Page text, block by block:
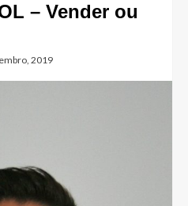
– Vender ou
2019